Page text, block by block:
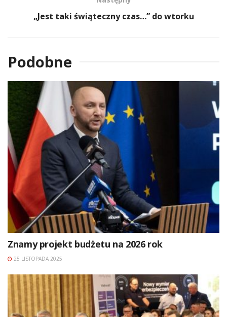
„Jest taki świąteczny czas…” do wtorku
Podobne
Znamy projekt budżetu na 2026 rok
25 LISTOPADA 2025